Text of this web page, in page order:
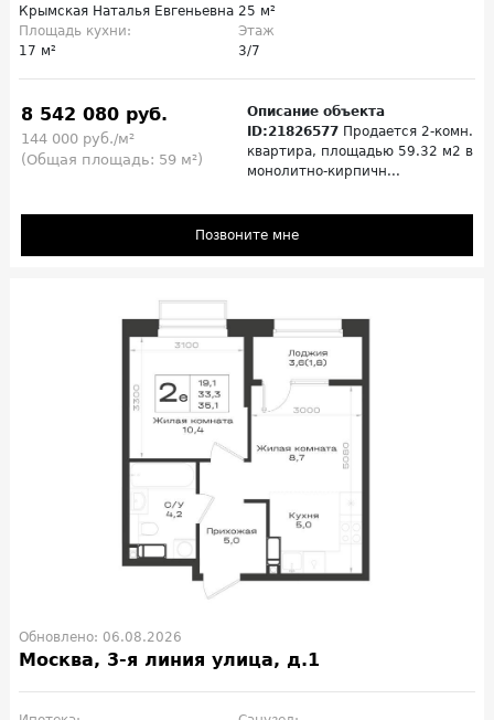
Крымская Наталья Евгеньевна 25 м²
Площадь кухни:
17 м²
Этаж
3/7
8 542 080 руб.
144 000 руб./м²
(Общая площадь: 59 м²)
Описание объекта
ID:21826577 Продается 2-комн.
квартира, площадью 59.32 м2 в
монолитно-кирпичн...
Позвоните мне
Обновлено: 06.08.2026
Москва, 3-я линия улица, д.1